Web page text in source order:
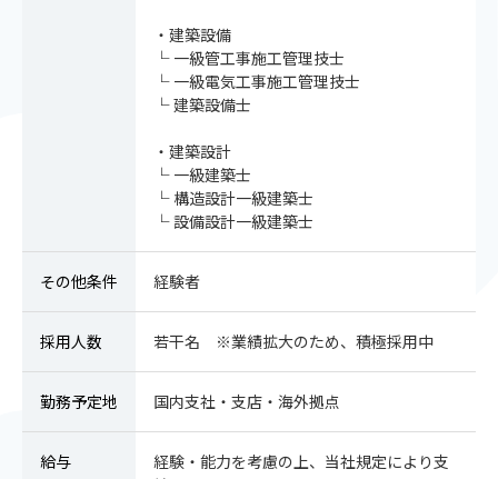
・建築設備
一級管工事施工管理技士
一級電気工事施工管理技士
建築設備士
・建築設計
一級建築士
構造設計一級建築士
設備設計一級建築士
その他条件 経験者
採用人数 若干名 ※業績拡大のため、積極採用中
勤務予定地 国内支社・支店・海外拠点
給与
経験・能力を考慮の上、当社規定により支